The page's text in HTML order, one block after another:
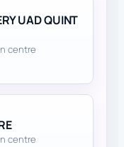
UAD QUINT
centre
centre